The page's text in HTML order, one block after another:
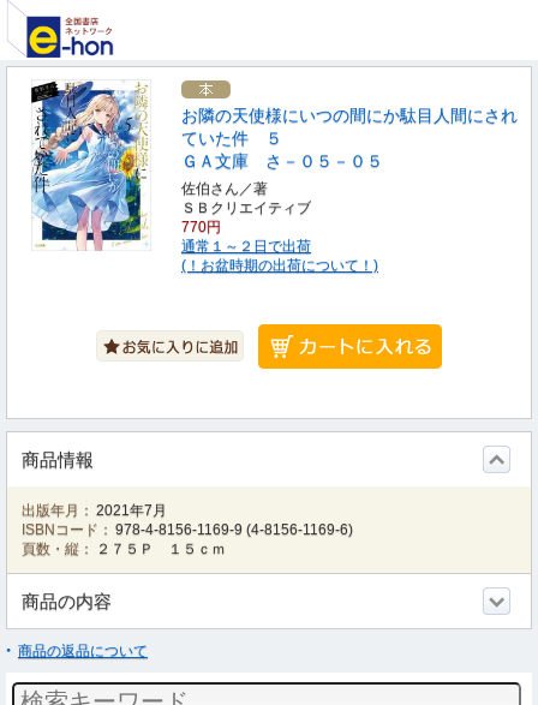
お隣の天使様にいつの間にか駄目人間にされ
ていた件 ５
ＧＡ文庫 さ－０５－０５
佐伯さん／著
ＳＢクリエイティブ
770円
通常１～２日で出荷
(！お盆時期の出荷について！)
商品情報
出版年月： 2021年7月
ISBNコード： 978-4-8156-1169-9 (4-8156-1169-6)
頁数・縦：
２７５Ｐ １５ｃｍ
商品の内容
商品の返品について